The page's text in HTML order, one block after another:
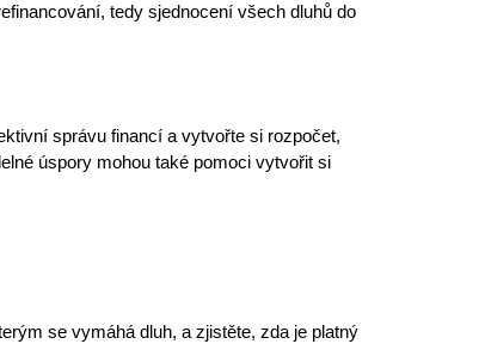
tedy sjednocení všech dluhů do
správu financí a vytvořte si rozpočet,
úspory mohou také pomoci vytvořit si
se vymáhá dluh, a zjistěte, zda je platný